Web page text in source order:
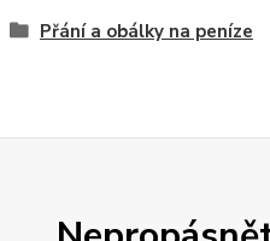
Přání a obálky na peníze